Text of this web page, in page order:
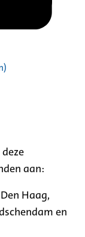
aan:
Haag,
en